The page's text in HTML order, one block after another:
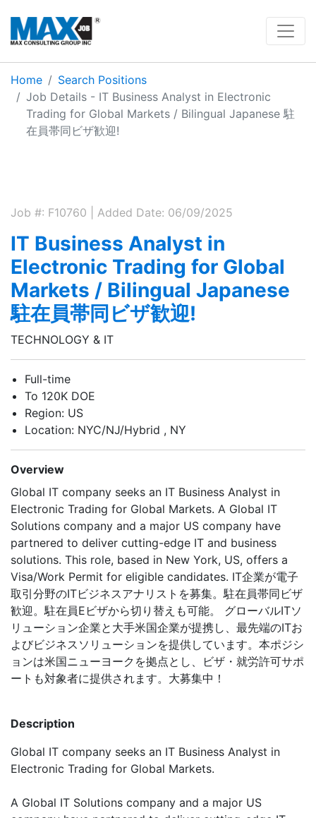
Home
Search Positions
Job Details - IT Business Analyst in Electronic
Trading for Global Markets / Bilingual Japanese 駐
在員帯同ビザ歓迎!
Job #: F10760 | Added Date: 06/09/2025
IT Business Analyst in
Electronic Trading for Global
Markets / Bilingual Japanese
駐在員帯同ビザ歓迎!
TECHNOLOGY & IT
Full-time
To 120K DOE
Region: US
Location: NYC/NJ/Hybrid , NY
Overview
Global IT company seeks an IT Business Analyst in
Electronic Trading for Global Markets. A Global IT
Solutions company and a major US company have
partnered to deliver cutting-edge IT and business
solutions. This role, based in New York, US, offers a
Visa/Work Permit for eligible candidates. IT企業が電子
取引分野のITビジネスアナリストを募集。駐在員帯同ビザ
歓迎。駐在員Eビザから切り替えも可能。 グローバルITソ
リューション企業と大手米国企業が提携し、最先端のITお
よびビジネスソリューションを提供しています。本ポジシ
ョンは米国ニューヨークを拠点とし、ビザ・就労許可サポ
ートも対象者に提供されます。大募集中！
Description
Global IT company seeks an IT Business Analyst in
Electronic Trading for Global Markets.
A Global IT Solutions company and a major US